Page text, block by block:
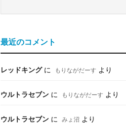
最近のコメント
レッドキングに もりながだーす より
ウルトラセブン に もりながだーす より
ウルトラセブン に みょ沼 より